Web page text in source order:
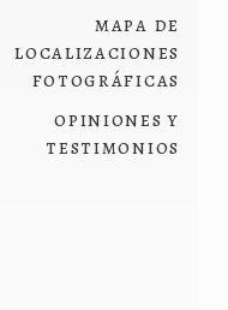
mapa de
localizaciones
fotográficas
opiniones y
testimonios